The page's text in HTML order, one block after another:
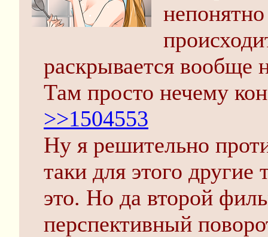
раскрывается вообще
Там просто нечему
>>1504553
Ну я решительно
таки для этого
это. Но да второй
перспективный